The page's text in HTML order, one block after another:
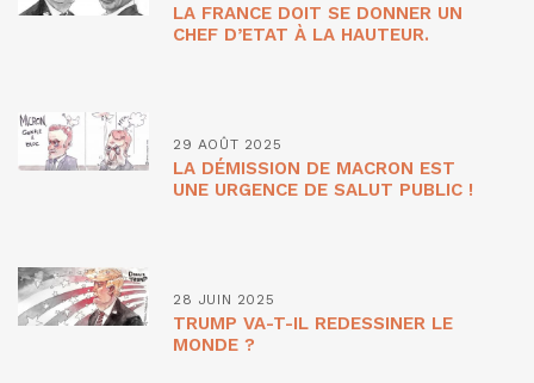
LA FRANCE DOIT SE DONNER UN
CHEF D’ETAT À LA HAUTEUR.
29 AOÛT 2025
LA DÉMISSION DE MACRON EST
UNE URGENCE DE SALUT PUBLIC !
28 JUIN 2025
TRUMP VA-T-IL REDESSINER LE
MONDE ?